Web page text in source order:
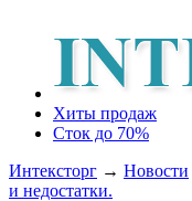
Хиты продаж
Сток до 70%
Интексторг → Новости
и недостатки.